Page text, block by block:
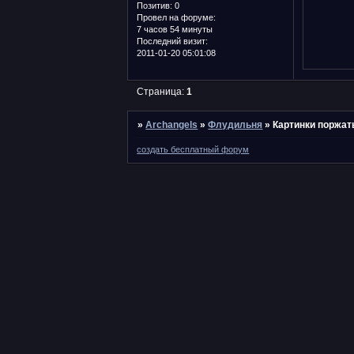
Позитив: 0
Провел на форуме:
7 часов 54 минуты
Последний визит:
2011-01-20 05:01:08
Страница:1
»Archangels »Флудильня »Картинки
создать бесплатный форум